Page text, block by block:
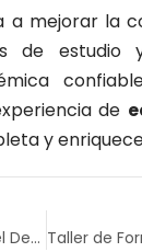
a mejorar la
de estudio
de
y
Unidos contra el Dengue: UPSJB impulsa una cultura de prevención y cuidado de la salud